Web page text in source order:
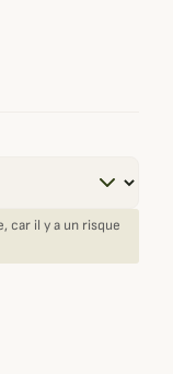
car il y a un risque